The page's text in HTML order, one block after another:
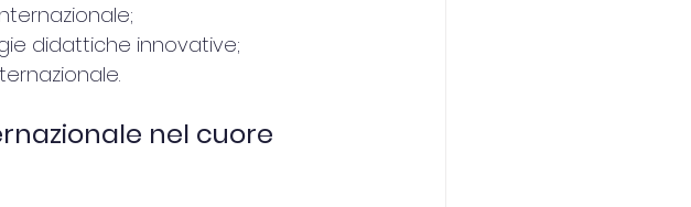
didattiche innovative;
nel cuore